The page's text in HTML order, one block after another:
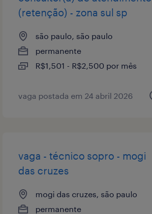
(retenção) - zona sul sp
são paulo, são paulo
permanente
R$1,501 - R$2,500 por mês
vaga postada em 24 abril 2026
vaga - técnico sopro - mogi
das cruzes
mogi das cruzes, são paulo
permanente